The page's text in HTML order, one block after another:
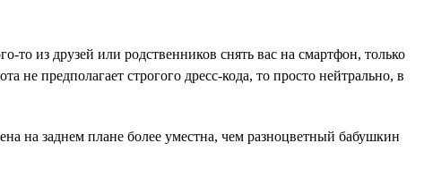
то из друзей или родственников снять вас на смартфон, только
не предполагает строгого дресс-кода, то просто нейтрально, в
на заднем плане более уместна, чем разноцветный бабушкин